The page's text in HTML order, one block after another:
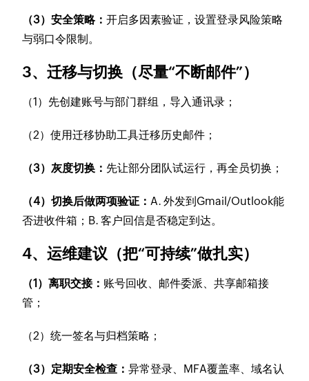
（3）安全策略：开启多因素验证，设置登录风险策略
与弱口令限制。
3、迁移与切换（尽量“不断邮件”）
（1）先创建账号与部门群组，导入通讯录；
（2）使用迁移协助工具迁移历史邮件；
（3）灰度切换： 先让部分团队试运行，再全员切换；
（4）切换后做两项验证：A. 外发到Gmail/Outlook能
否进收件箱；B. 客户回信是否稳定到达。
4、运维建议（把“可持续”做扎实）
（1）离职交接： 账号回收、邮件委派、共享邮箱接
管；
（2）统一签名与归档策略；
（3）定期安全检查：异常登录、MFA覆盖率、域名认